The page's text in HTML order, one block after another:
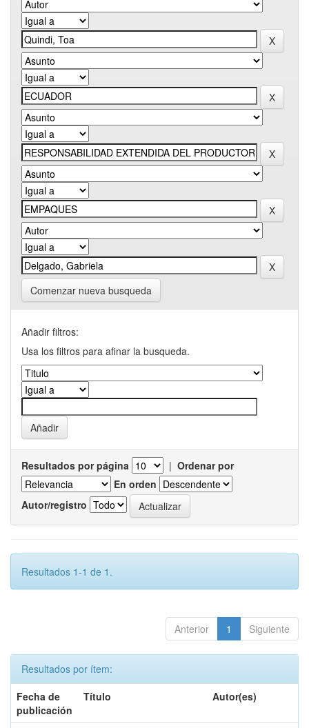
Comenzar nueva busqueda
Añadir filtros:
Usa los filtros para afinar la busqueda.
Resultados por página | Ordenar por
En orden
Autor/registro
Resultados 1-1 de 1.
Anterior 1 Siguiente
Resultados por ítem:
Fecha de
publicación
Título Autor(es)